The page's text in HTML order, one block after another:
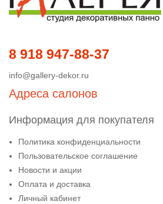
8 918 947-88-37
info@gallery-dekor.ru
Адреса салонов
Информация для покупателя
Политика конфиденциальности
Пользовательское соглашение
Новости и акции
Оплата и доставка
Личный кабинет